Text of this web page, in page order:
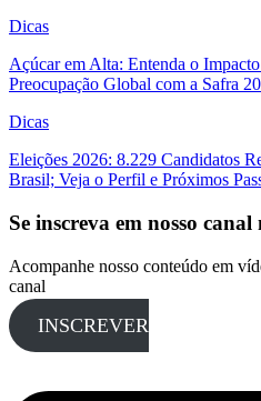
Dicas
Açúcar em Alta: Entenda o
Preocupação Global com a Safra
Dicas
Eleições 2026: 8.229 Candidatos
Brasil; Veja o Perfil e Próximos
Se inscreva em nosso
Acompanhe nosso conteúdo em
canal
INSCREVER